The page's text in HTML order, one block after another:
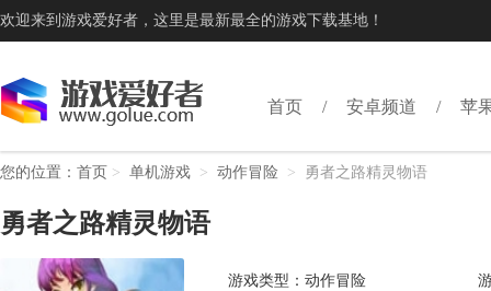
欢迎来到游戏爱好者，这里是最新最全的游戏下载基地！
首页 安卓频道 苹
您的位置： 首页 > 单机游戏 > 动作冒险 > 勇者之路精灵物语
勇者之路精灵物语
游戏类型：动作冒险